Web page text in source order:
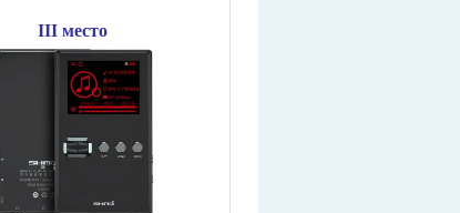
III место